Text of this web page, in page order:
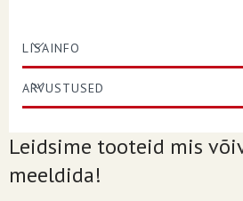
LISAINFO
ARVUSTUSED
Leidsime tooteid mis
meeldida!